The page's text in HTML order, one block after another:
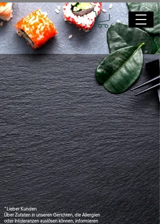
"Lieber Kunden
Über Zutaten in unseren Gerichten, die Allergien
oder Intoleranzen auslösen können, informieren